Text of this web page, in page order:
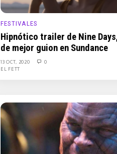
FESTIVALES
Hipnótico trailer de Nine
de mejor guion en Sundance
13 OCT, 2020
0
EL FETT